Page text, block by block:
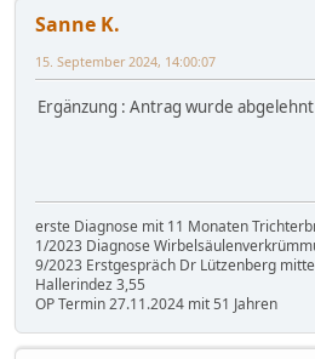
Sanne K.
15. September 2024, 14:00:07
Ergänzung : Antrag wurde abgelehnt
erste Diagnose mit 11 Monaten
1/2023 Diagnose
9/2023 Erstgespräch Dr Lützenberg
Hallerindez 3,55
OP Termin 27.11.2024 mit 51 Jahren